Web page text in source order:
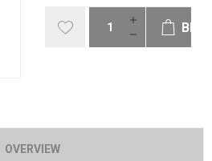
OVERVIEW